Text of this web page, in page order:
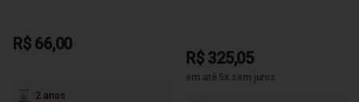
R$ 66,00
2 anos
R$ 325,05
em até 5x sem juros